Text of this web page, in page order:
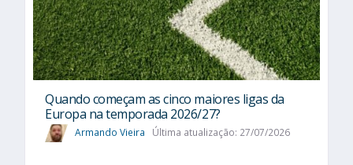
Quando começam as cinco maiores ligas da
Europa na temporada 2026/27?
Armando Vieira Última atualização: 27/07/2026